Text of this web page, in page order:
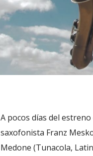
A pocos días del
saxofonista Franz
Medone (Tunacola,